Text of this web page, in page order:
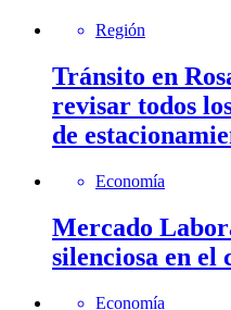
Región
Tránsito en
revisar todos
de
Economía
Mercado
silenciosa en el
Economía